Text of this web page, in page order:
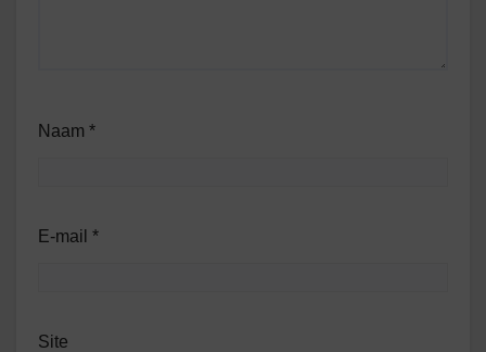
Naam *
E-mail *
Site